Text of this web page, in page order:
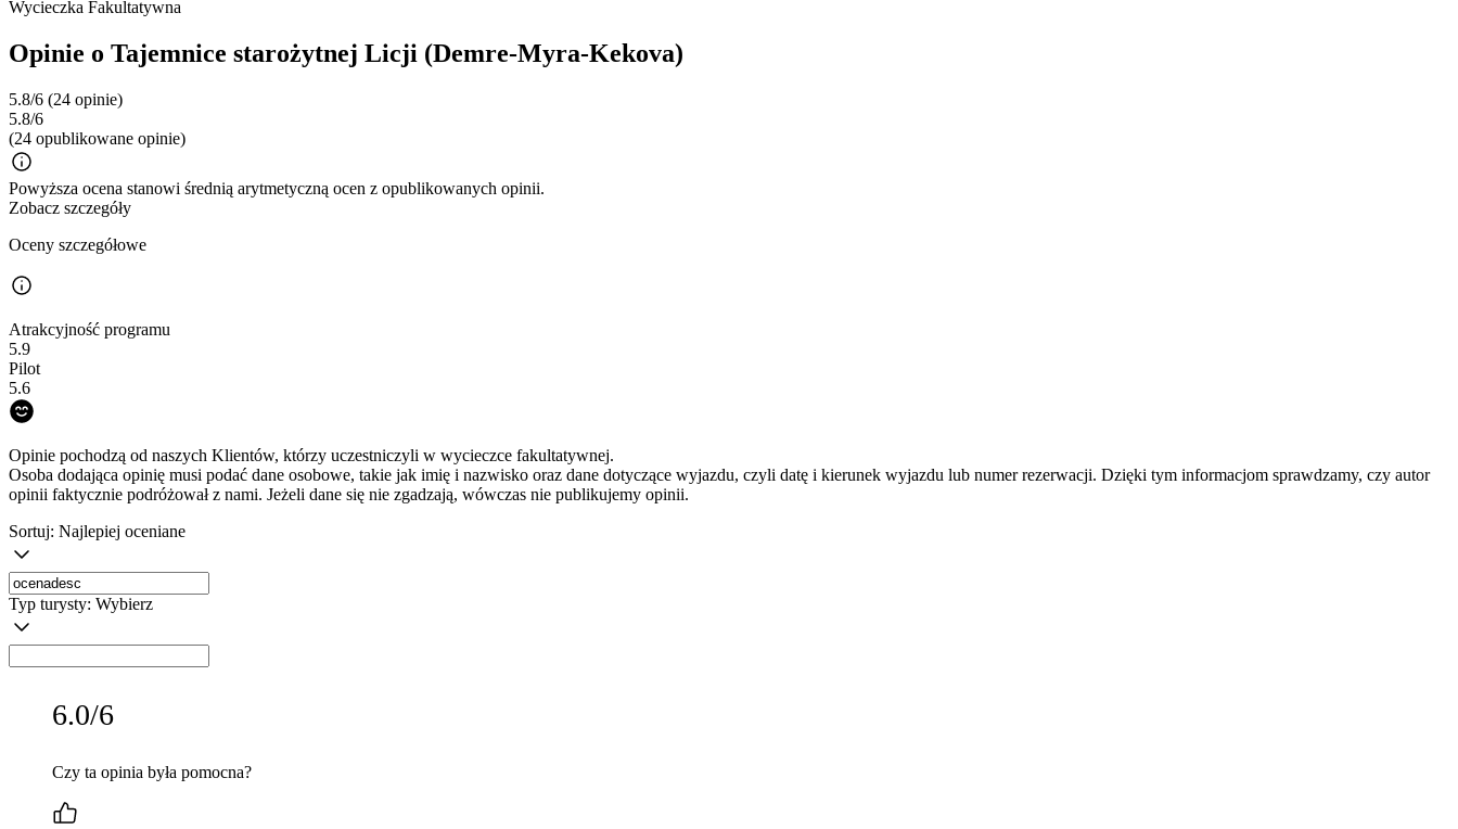
Wycieczka Fakultatywna
Opinie o Tajemnice starożytnej Licji (Demre-Myra-Kekova)
5.8/6 (24 opinie)
5.8/6
(24 opublikowane opinie)
Powyższa ocena stanowi średnią arytmetyczną ocen z opublikowanych opinii.
Zobacz szczegóły
Oceny szczegółowe
Atrakcyjność programu
5.9
Pilot
5.6
Opinie pochodzą od naszych Klientów, którzy uczestniczyli w wycieczce fakultatywnej.
Osoba dodająca opinię musi podać dane osobowe, takie jak imię i nazwisko oraz dane dotyczące wyjazdu, czyli datę i kierunek wyjazdu lub numer rezerwacji. Dzięki tym informacjom sprawdzamy, czy autor
opinii faktycznie podróżował z nami. Jeżeli dane się nie zgadzają, wówczas nie publikujemy opinii.
Sortuj: Najlepiej oceniane
Typ turysty: Wybierz
6.0/6
Czy ta opinia była pomocna?